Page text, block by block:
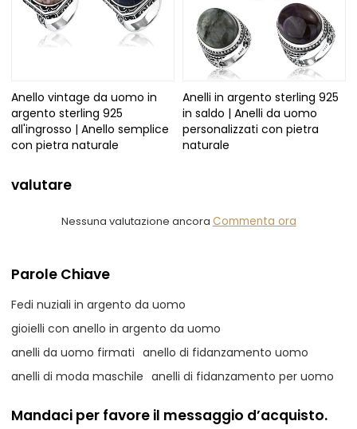
Anello vintage da uomo in
argento sterling 925
all'ingrosso | Anello semplice
con pietra naturale
Anelli in argento sterling 925
in saldo | Anelli da uomo
personalizzati con pietra
naturale
valutare
Nessuna valutazione ancora Commenta ora
Parole Chiave
Fedi nuziali in argento da uomo
gioielli con anello in argento da uomo
anelli da uomo firmati anello di fidanzamento uomo
anelli di moda maschile anelli di fidanzamento per uomo
Mandaci per favore il messaggio d’acquisto.